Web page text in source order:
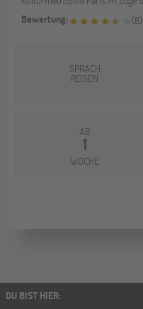
Bewertung:
(8)
SPRACH
REISEN
AB
1
WOCHE
DU BIST HIER: